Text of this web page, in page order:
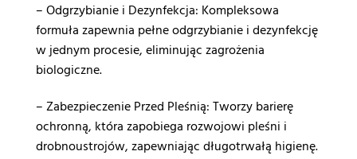
– Odgrzybianie i Dezynfekcja: Kompleksowa
formuła zapewnia pełne odgrzybianie i dezynfekcję
w jednym procesie, eliminując zagrożenia
biologiczne.
– Zabezpieczenie Przed Pleśnią: Tworzy barierę
ochronną, która zapobiega rozwojowi pleśni i
drobnoustrojów, zapewniając długotrwałą higienę.